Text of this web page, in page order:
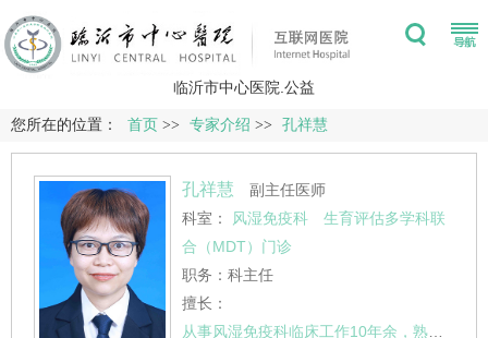
临沂市中心医院.公益
您所在的位置： 首页 >> 专家介绍 >> 孔祥慧
孔祥慧
副主任医师
科室：
风湿免疫科
生育评估多学科联
合（MDT）门诊
职务：科主任
擅长：